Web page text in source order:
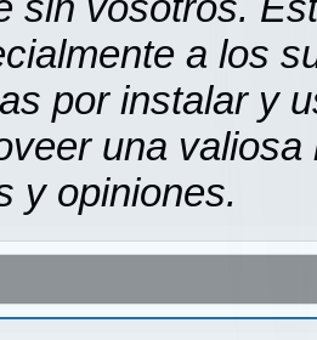
a los
por instalar y
una
y opiniones.